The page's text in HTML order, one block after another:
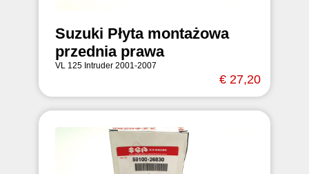
Suzuki Płyta montażowa
przednia prawa
VL 125 Intruder 2001-2007
€ 27,20